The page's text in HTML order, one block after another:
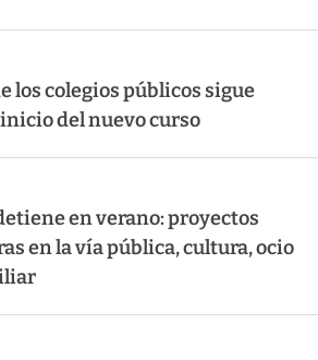
los colegios públicos sigue
del nuevo curso
en verano: proyectos
en la vía pública, cultura, ocio